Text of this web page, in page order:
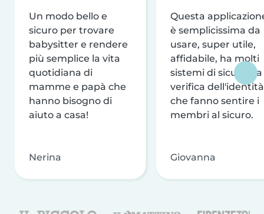
Un modo bello e
sicuro per trovare
babysitter e rendere
più semplice la vita
quotidiana di
mamme e papà che
hanno bisogno di
aiuto a casa!
Nerina
Questa
è semplicissima da
usare, super utile,
affidabile, ha molti
sistemi di sicurezza
verifica dell'identità
che fanno sentire i
membri al sicuro.
Giovanna